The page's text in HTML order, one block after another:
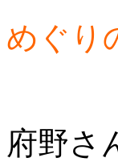
めぐ
府野さ